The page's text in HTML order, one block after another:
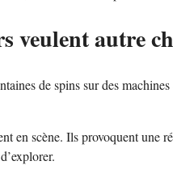
veulent autre
de spins sur des
en scène. Ils provoquent